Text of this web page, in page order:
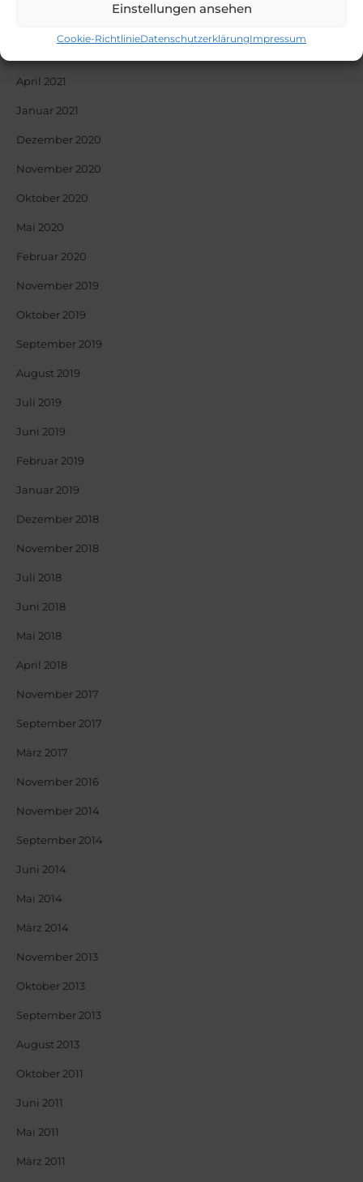
Einstellungen ansehen
Cookie-RichtlinieDatenschutzerklärungImpressum
April 2021
Januar 2021
Dezember 2020
November 2020
Oktober 2020
Mai 2020
Februar 2020
November 2019
Oktober 2019
September 2019
August 2019
Juli 2019
Juni 2019
Februar 2019
Januar 2019
Dezember 2018
November 2018
Juli 2018
Juni 2018
Mai 2018
April 2018
November 2017
September 2017
März 2017
November 2016
November 2014
September 2014
Juni 2014
Mai 2014
März 2014
November 2013
Oktober 2013
September 2013
August 2013
Oktober 2011
Juni 2011
Mai 2011
März 2011